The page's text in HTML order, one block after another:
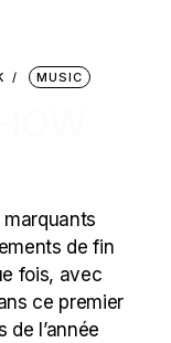
MUSIC
de fin
fois, avec
ce premier
de l’année